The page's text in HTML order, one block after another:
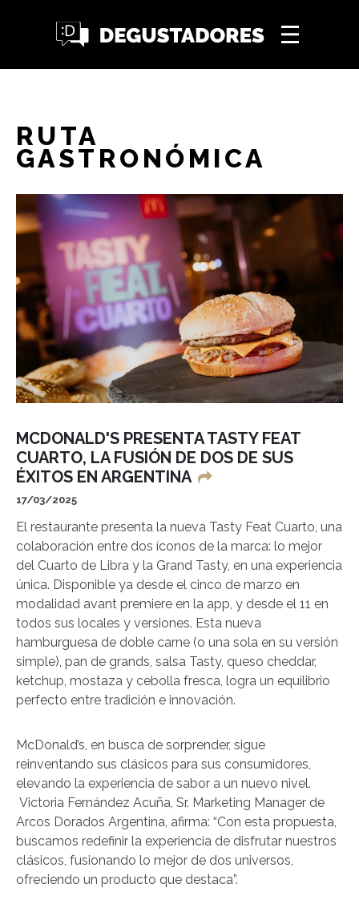
RUTA
GASTRONÓMICA
MCDONALD'S PRESENTA TASTY FEAT
CUARTO, LA FUSIÓN DE DOS DE SUS
ÉXITOS EN ARGENTINA
17/03/2025
El restaurante presenta la nueva Tasty Feat Cuarto, una
colaboración entre dos íconos de la marca: lo mejor
del Cuarto de Libra y la Grand Tasty, en una experiencia
única. Disponible ya desde el cinco de marzo en
modalidad avant premiere en la app, y desde el 11 en
todos sus locales y versiones. Esta nueva
hamburguesa de doble carne (o una sola en su versión
simple), pan de grands, salsa Tasty, queso cheddar,
ketchup, mostaza y cebolla fresca, logra un equilibrio
perfecto entre tradición e innovación.
McDonald’s, en busca de sorprender, sigue
reinventando sus clásicos para sus consumidores,
elevando la experiencia de sabor a un nuevo nivel.
Victoria Fernández Acuña, Sr. Marketing Manager de
Arcos Dorados Argentina, afirma: “Con esta propuesta,
buscamos redefinir la experiencia de disfrutar nuestros
clásicos, fusionando lo mejor de dos universos,
ofreciendo un producto que destaca”.